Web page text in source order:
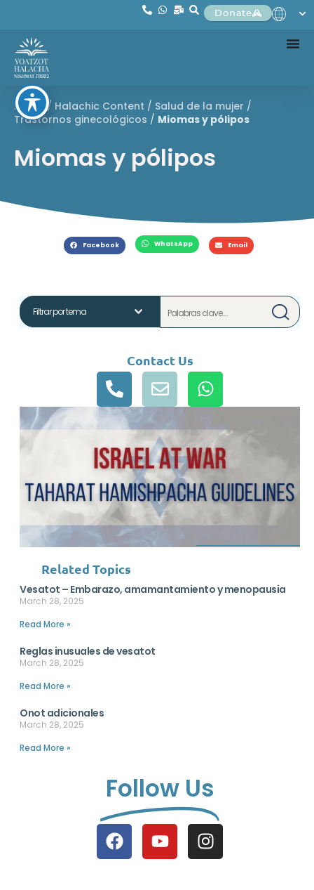
Donate
Home / Halachic Content / Salud de la mujer /
Trastornos ginecológicos / Miomas y pólipos
Miomas y pólipos
Facebook WhatsApp Email
Contact Us
Related Topics
Vesatot – Embarazo, amamantamiento y menopausia
March 28, 2025
Read More »
Reglas inusuales de vesatot
March 28, 2025
Read More »
Onot adicionales
March 28, 2025
Read More »
Follow Us